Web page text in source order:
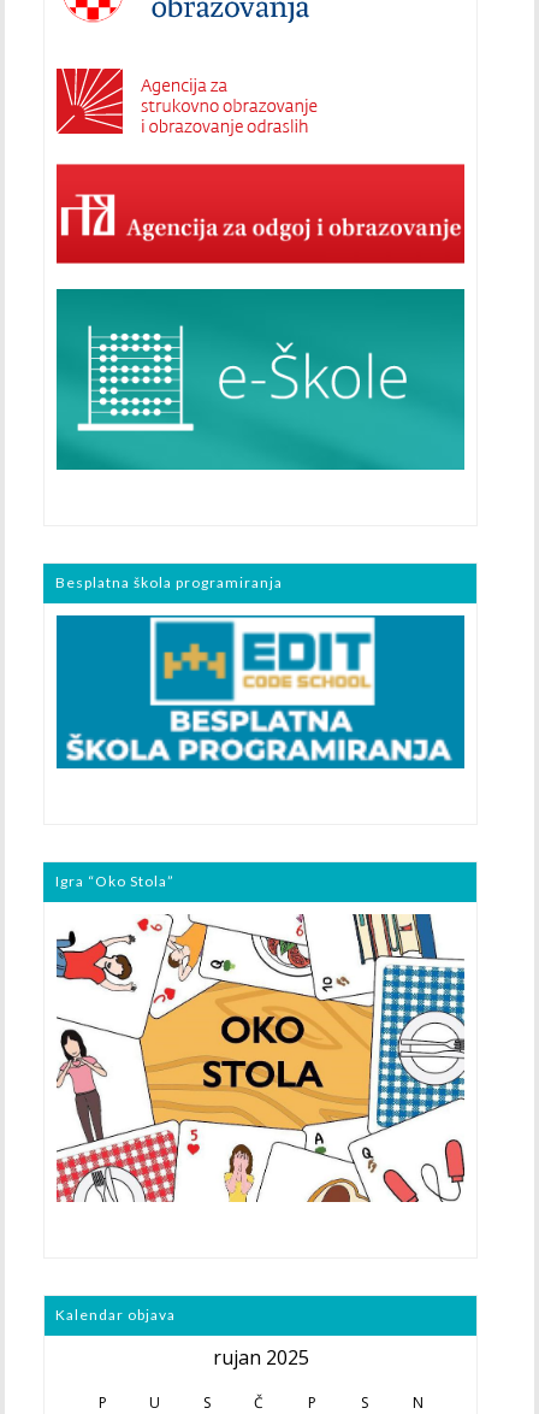
Besplatna škola programiranja
Igra “Oko Stola”
Kalendar objava
rujan 2025
P U S Č P S N